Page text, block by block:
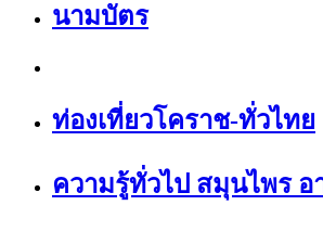
นามบัตร
ท่องเที่ยวโคราช-ทั่วไทย
ความรู้ทั่วไป สมุนไพร อ